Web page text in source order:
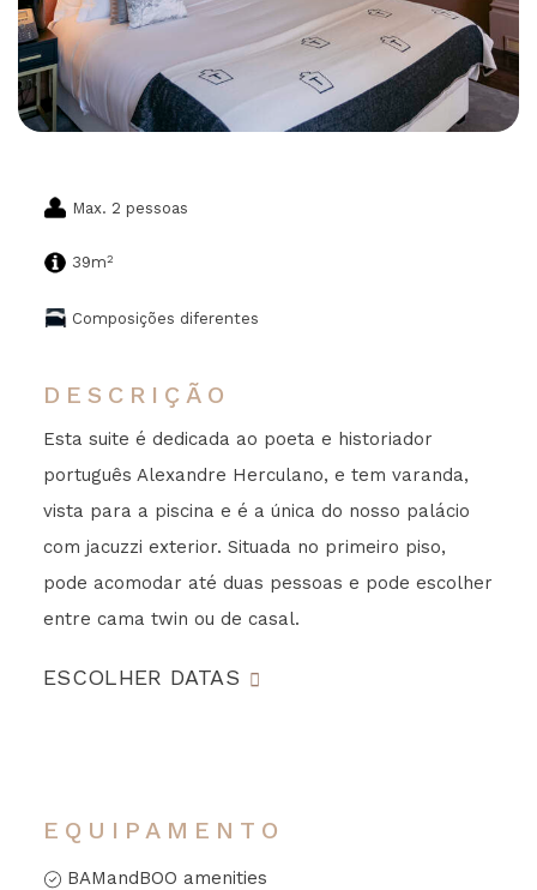
Max. 2 pessoas
39m2
Composições diferentes
DESCRIÇÃO
Esta suite é dedicada ao poeta e historiador
português Alexandre Herculano, e tem varanda,
vista para a piscina e é a única do nosso palácio
com jacuzzi exterior. Situada no primeiro piso,
pode acomodar até duas pessoas e pode escolher
entre cama twin ou de casal.
ESCOLHER DATAS
EQUIPAMENTO
BAMandBOO amenities